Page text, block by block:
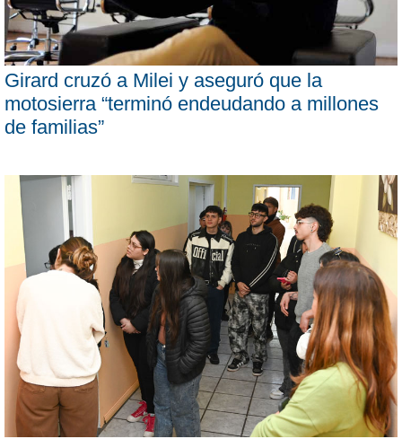
Girard cruzó a Milei y aseguró que la
motosierra “terminó endeudando a millones
de familias”